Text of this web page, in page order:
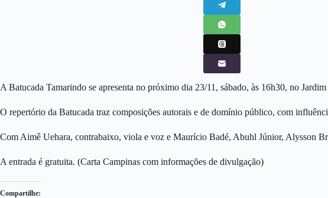
A Batucada Tamarindo se apresenta no próximo dia 23/11, sábado, às 16h30, no
O repertório da Batucada traz composições autorais e de domínio público, com
Com Aimê Uehara, contrabaixo, viola e voz e Maurício Badé, Abuhl Júnior, Alysson
A entrada é gratuita. (Carta Campinas com informações de divulgação)
Compartilhe: